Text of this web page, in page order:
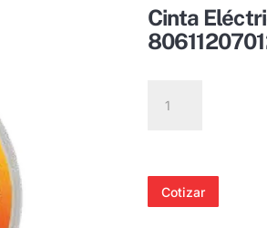
Cinta
Eléctrica
33+
Cotizar